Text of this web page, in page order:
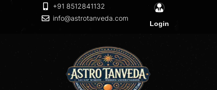
+91 8512841132
info@astrotanveda.com
Login